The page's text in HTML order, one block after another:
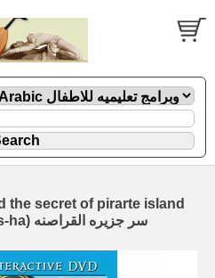
the secret of pirarte island
proper arabic (fus-ha) سر جزيره القراصنه